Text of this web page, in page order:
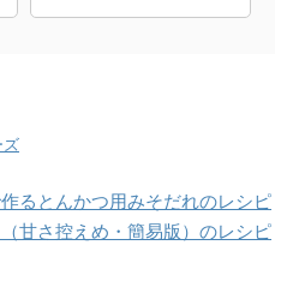
ズ
るとんかつ用みそだれのレシピ
甘さ控えめ・簡易版）のレシピ